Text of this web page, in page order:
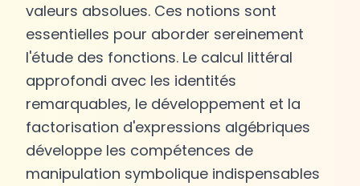
valeurs absolues. Ces notions sont
essentielles pour aborder sereinement
l'étude des fonctions. Le calcul littéral
approfondi avec les identités
remarquables, le développement et la
factorisation d'expressions algébriques
développe les compétences de
manipulation symbolique indispensables